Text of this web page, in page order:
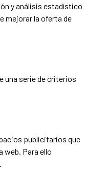
y análisis estadístico
mejorar la oferta de
una serie de criterios
publicitarios que
web. Para ello